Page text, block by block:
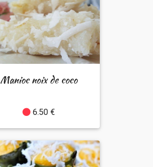
Manioc noix de coco
6.50 €